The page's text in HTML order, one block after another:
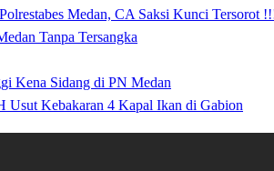
Medan, CA Saksi Kunci Tersorot
Tanpa Tersangka
Kena Sidang di PN Medan
Usut Kebakaran 4 Kapal Ikan di Gabion